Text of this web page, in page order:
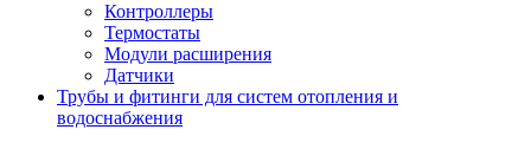
Контроллеры
Термостаты
Модули расширения
Датчики
Трубы и фитинги для систем отопления и
водоснабжения